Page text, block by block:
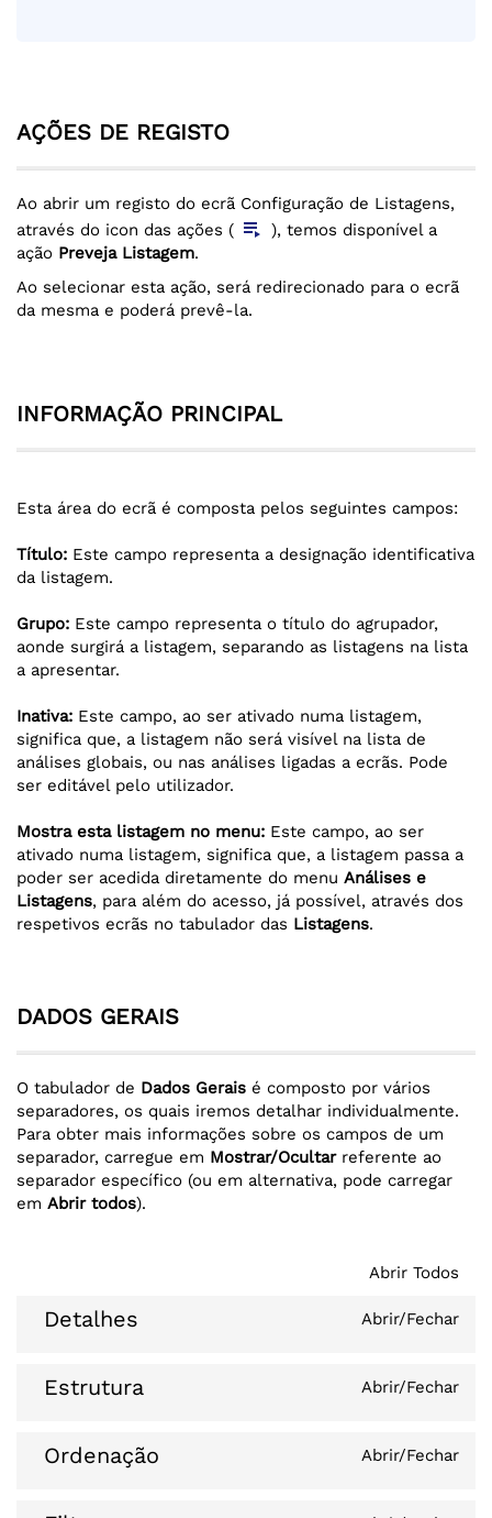
AÇÕES DE REGISTO
Ao abrir um registo do ecrã Configuração de Listagens,
através do icon das ações ( playlist_play ), temos disponível a
ação Preveja Listagem.
Ao selecionar esta ação, será redirecionado para o ecrã
da mesma e poderá prevê-la.
INFORMAÇÃO PRINCIPAL
Esta área do ecrã é composta pelos seguintes campos:
Título: Este campo representa a designação identificativa
da listagem.
Grupo: Este campo representa o título do agrupador,
aonde surgirá a listagem, separando as listagens na lista
a apresentar.
Inativa: Este campo, ao ser ativado numa listagem,
significa que, a listagem não será visível na lista de
análises globais, ou nas análises ligadas a ecrãs. Pode
ser editável pelo utilizador.
Mostra esta listagem no menu: Este campo, ao ser
ativado numa listagem, significa que, a listagem passa a
poder ser acedida diretamente do menu Análises e
Listagens, para além do acesso, já possível, através dos
respetivos ecrãs no tabulador das Listagens.
DADOS GERAIS
O tabulador de Dados Gerais é composto por vários
separadores, os quais iremos detalhar individualmente.
Para obter mais informações sobre os campos de um
separador, carregue em Mostrar/Ocultarreferente ao
separador específico (ou em alternativa, pode carregar
em Abrir todos).
Abrir Todos
Detalhes Abrir/Fechar
Estrutura Abrir/Fechar
Ordenação Abrir/Fechar